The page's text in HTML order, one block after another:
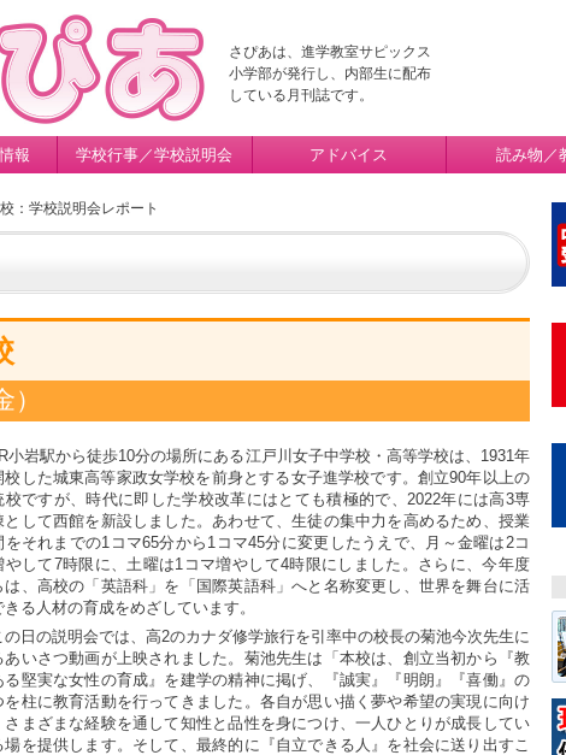
さぴあは、進学教室サピックス
小学部が発行し、内部生に配布
している月刊誌です。
報 学校行事／学校説明会 アドバイス 読み物／
：学校説明会レポート
岩駅から徒歩10分の場所にある江戸川女子中学校・高等学校は、1931年
校した城東高等家政女学校を前身とする女子進学校です。創立90年以上の
校ですが、時代に即した学校改革にはとても積極的で、2022年には高3専
として西館を新設しました。あわせて、生徒の集中力を高めるため、授業
をそれまでの1コマ65分から1コマ45分に変更したうえで、月～金曜は2コ
やして7時限に、土曜は1コマ増やして4時限にしました。さらに、今年度
は、高校の「英語科」を「国際英語科」へと名称変更し、世界を舞台に活
きる人材の育成をめざしています。
日の説明会では、高2のカナダ修学旅行を引率中の校長の菊池今次先生に
あいさつ動画が上映されました。菊池先生は「本校は、創立当初から『教
る堅実な女性の育成』を建学の精神に掲げ、『誠実』『明朗』『喜働』の
を柱に教育活動を行ってきました。各自が思い描く夢や希望の実現に向け
さまざまな経験を通して知性と品性を身につけ、一人ひとりが成長してい
場を提供します。そして、最終的に『自立できる人』を社会に送り出すこ